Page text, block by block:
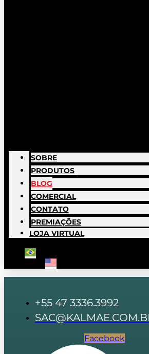
SOBRE
PRODUTOS
BLOG
COMERCIAL
CONTATO
PREMIAÇÕES
LOJA VIRTUAL
+55 47 3336.3992
Facebook